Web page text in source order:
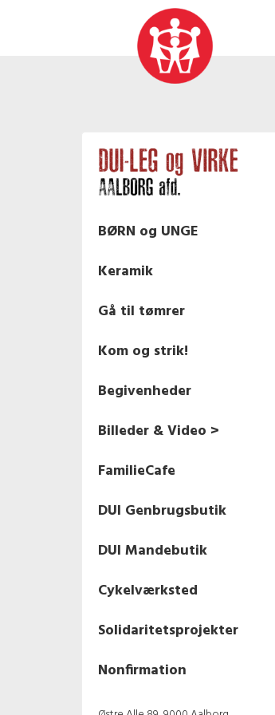
BØRN og UNGE
Keramik
Gå til tømrer
Kom og strik!
Begivenheder
Billeder & Video >
Nonfirmation 2024
Fastelavnsfest 2024
Nonfirmation 2023
Fastelavn 2023
Halloween 2022
1. maj 2022
FamilieCafe
DUI Genbrugsbutik
DUI Mandebutik
Cykelværksted
Solidaritetsprojekter
Nonfirmation